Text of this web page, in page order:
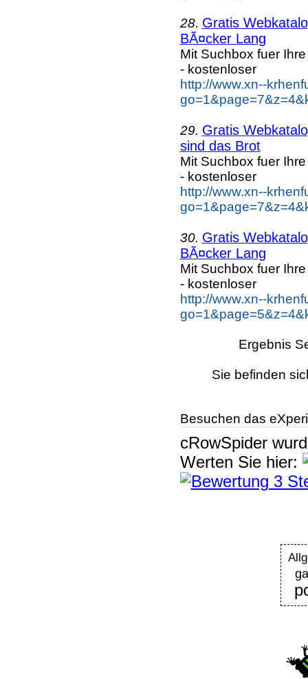
28. Gratis
BÃ¤cker Lang
Mit Suchbox fuer
- kostenloser
http://www.xn--
29. Gratis
sind das Brot
Mit Suchbox fuer
- kostenloser
http://www.xn--
30. Gratis
BÃ¤cker Lang
Mit Suchbox fuer
- kostenloser
http://www.xn--
Ergebnis
Sie befinden
Besuchen das
cRowSpider
Werten Sie hier: